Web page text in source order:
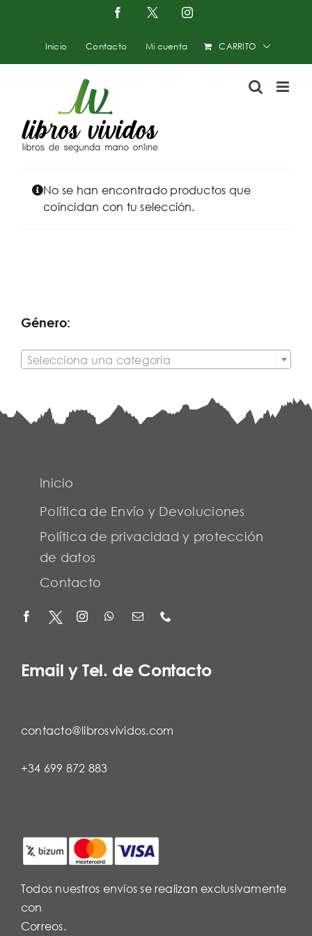
contenido
Facebook
X
Instagram
Inicio Contacto Mi cuenta CARRITO
No se han encontrado productos que
coincidan con tu selección.
Género:
Selecciona una categoría
Inicio
Política de Envío y Devoluciones
Política de privacidad y protección
de datos
Contacto
Email y Tel. de Contacto
contacto@librosvividos.com
+34 699 872 883
Todos nuestros envíos se realizan exclusivamente
con
Correos.